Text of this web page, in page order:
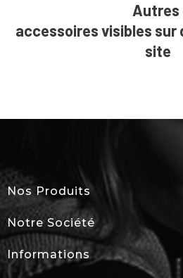
Autres
accessoires visibles sur
site
Nos Produits
Notre Société
Informations